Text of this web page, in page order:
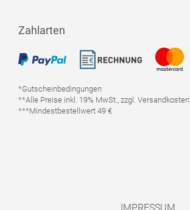
Zahlarten
*Gutscheinbedingungen
**Alle Preise inkl. 19% MwSt., zzgl. Versandkosten
***Mindestbestellwert 49 €